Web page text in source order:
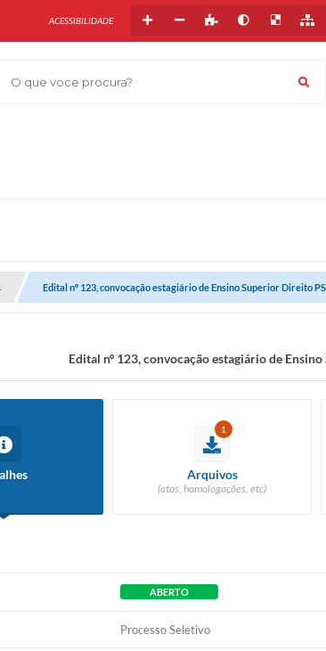
O que voce procura?
ACESSIBILIDADE
Edital nº 123, convocação estagiário de Ensino Superior Direito
Edital nº 123, convocação estagiário de
1
Arquivos
(atas, homologações, etc)
ABERTO
Processo Seletivo